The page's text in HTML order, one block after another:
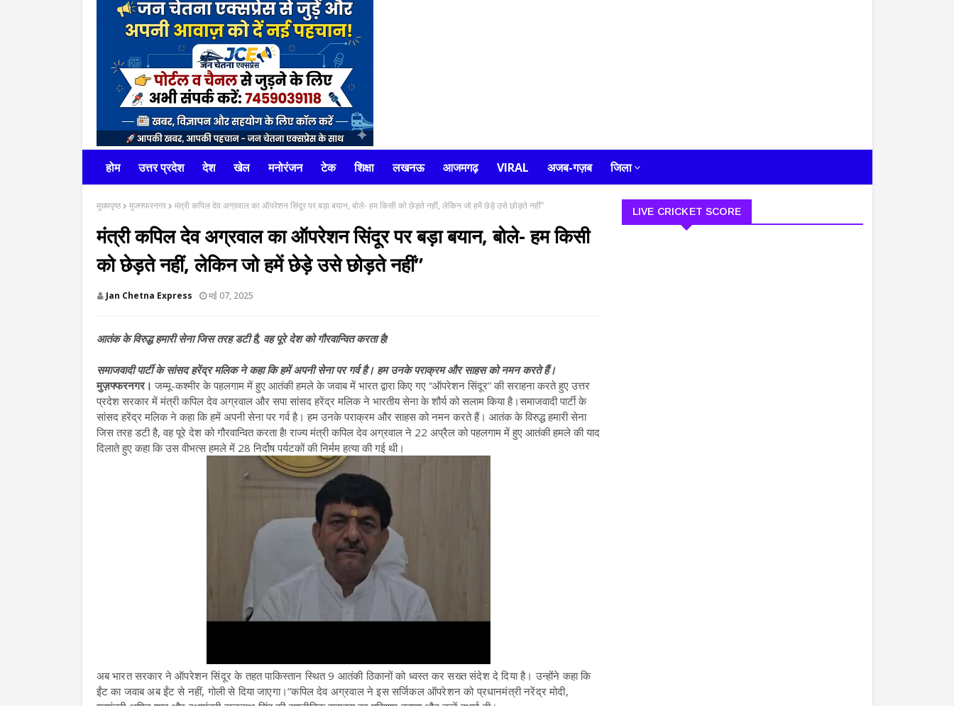
होम उत्तर प्रदेश देश खेल मनोरंजन टेक शिक्षा लखनऊ आजमगढ़ VIRAL अजब-गज़ब जिला
मुख्यपृष्ठ मुजफ्फरनगर मंत्री कपिल देव अग्रवाल का ऑपरेशन सिंदूर पर बड़ा बयान, बोले- हम किसी को छेड़ते नहीं, लेकिन जो हमें छेड़े उसे छोड़ते नहीं”
मंत्री कपिल देव अग्रवाल का ऑपरेशन सिंदूर पर बड़ा बयान, बोले- हम किसी
को छेड़ते नहीं, लेकिन जो हमें छेड़े उसे छोड़ते नहीं”
Jan Chetna Express मई 07, 2025
आतंक के विरुद्ध हमारी सेना जिस तरह डटी है, वह पूरे देश को गौरवान्वित करता है!
समाजवादी पार्टी के सांसद हरेंद्र मलिक ने कहा कि हमें अपनी सेना पर गर्व है। हम उनके पराक्रम और साहस को नमन करते हैं।
मुज़फ्फरनगर।जम्मू-कश्मीर के पहलगाम में हुए आतंकी हमले के जवाब में भारत द्वारा किए गए “ऑपरेशन सिंदूर” की सराहना करते हुए उत्तर
प्रदेश सरकार में मंत्री कपिल देव अग्रवाल और सपा सांसद हरेंद्र मलिक ने भारतीय सेना के शौर्य को सलाम किया है।समाजवादी पार्टी के
सांसद हरेंद्र मलिक ने कहा कि हमें अपनी सेना पर गर्व है। हम उनके पराक्रम और साहस को नमन करते हैं। आतंक के विरुद्ध हमारी सेना
जिस तरह डटी है, वह पूरे देश को गौरवान्वित करता है! राज्य मंत्री कपिल देव अग्रवाल ने 22 अप्रैल को पहलगाम में हुए आतंकी हमले की याद
दिलाते हुए कहा कि उस वीभत्स हमले में 28 निर्दोष पर्यटकों की निर्मम हत्या की गई थी।
अब भारत सरकार ने ऑपरेशन सिंदूर के तहत पाकिस्तान स्थित 9 आतंकी ठिकानों को ध्वस्त कर सख्त संदेश दे दिया है। उन्होंने कहा कि
ईंट का जवाब अब ईंट से नहीं, गोली से दिया जाएगा।”कपिल देव अग्रवाल ने इस सर्जिकल ऑपरेशन को प्रधानमंत्री नरेंद्र मोदी,
LIVE CRICKET SCORE